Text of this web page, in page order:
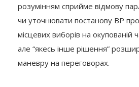
розумінням сприйме відмову
чи уточнювати постанову ВР
місцевих виборів на окупованій
але “якесь інше рішення”
маневру на переговорах.